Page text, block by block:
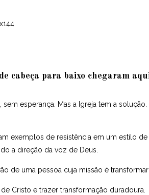
cabeça para baixo chegaram
esperança. Mas a Igreja tem a
exemplos de resistência em um estilo
a direção da voz de Deus.
de uma pessoa cuja missão é
Cristo e trazer transformação duradoura.